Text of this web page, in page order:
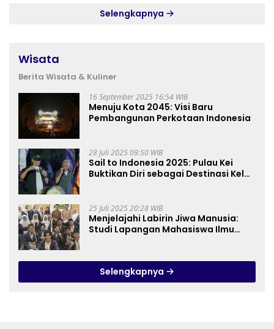
Selengkapnya
Wisata
Berita Wisata & Kuliner
16 September 2025 16:54 WIB
Menuju Kota 2045: Visi Baru
Pembangunan Perkotaan Indonesia
28 Juli 2025 09:50 WIB
Sail to Indonesia 2025: Pulau Kei
Buktikan Diri sebagai Destinasi Kelas
25 Juli 2025 20:28 WIB
Menjelajahi Labirin Jiwa Manusia:
Studi Lapangan Mahasiswa Ilmu
Selengkapnya